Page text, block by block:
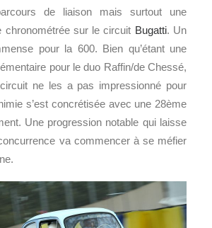
de liaison mais surtout une
chronométrée sur le circuit Bugatti. Un
pour la 600. Bien qu’étant une
pour le duo Raffin/de Chessé,
ne les a pas impressionné pour
s’est concrétisée avec une 28ème
Une progression notable qui laisse
va commencer à se méfier